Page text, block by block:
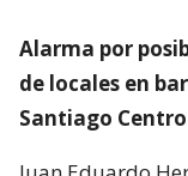
Alarma por
de locales en
Santiago